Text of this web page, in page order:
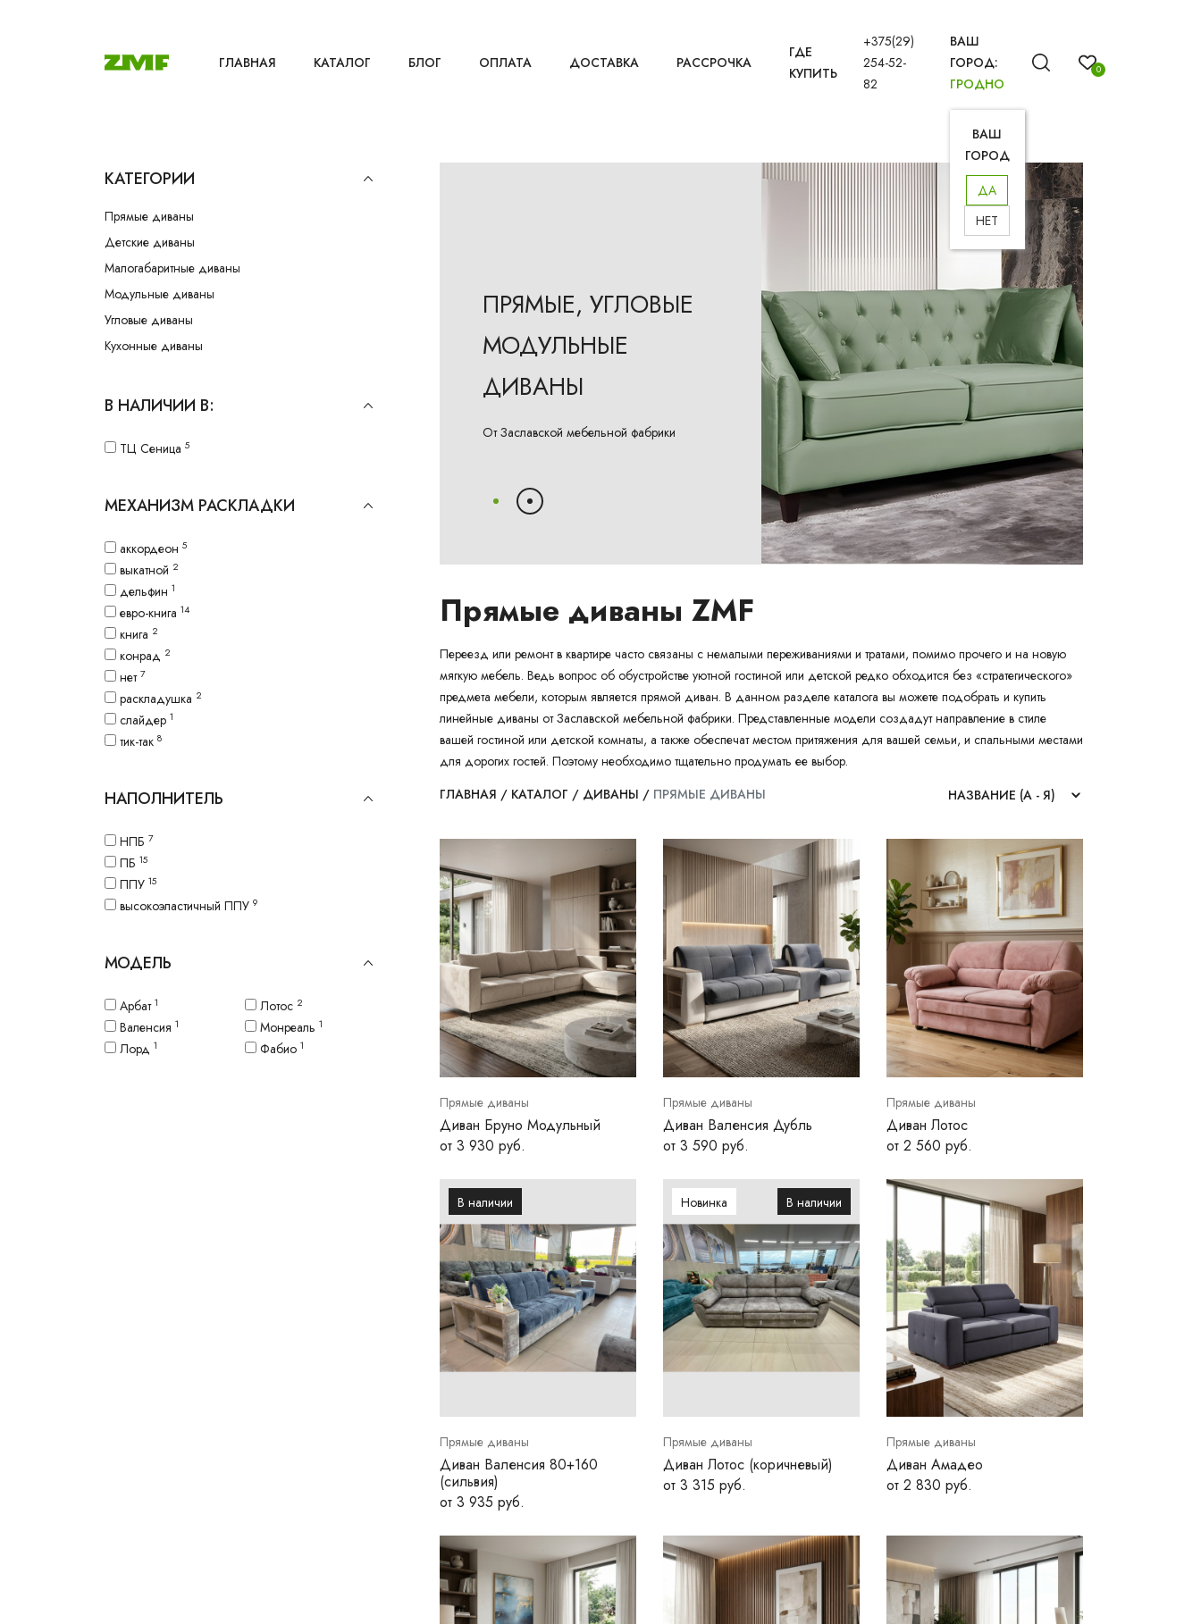
ГЛАВНАЯ КАТАЛОГ БЛОГ ОПЛАТА ДОСТАВКА РАССРОЧКА
ГДЕ
КУПИТЬ
+375(29)
254-52-
82
ВАШ
ГОРОД:
ГРОДНО
ВАШ
ГОРОД
ДА
НЕТ
0
КАТЕГОРИИ
Прямые диваны
Детские диваны
Малогабаритные диваны
Модульные диваны
Угловые диваны
Кухонные диваны
В НАЛИЧИИ В:
ТЦ Сеница 5
МЕХАНИЗМ РАСКЛАДКИ
аккордеон 5
выкатной 2
дельфин 1
евро-книга 14
книга 2
конрад 2
нет 7
раскладушка 2
слайдер 1
тик-так 8
НАПОЛНИТЕЛЬ
НПБ 7
ПБ 15
ППУ 15
высокоэластичный ППУ 9
МОДЕЛЬ
Арбат 1
Валенсия 1
Лорд 1
Лотос 2
Монреаль 1
Фабио 1
ПРЯМЫЕ, УГЛОВЫЕ
МОДУЛЬНЫЕ
ДИВАНЫ
От Заславской мебельной фабрики
Прямые диваны ZMF
Переезд или ремонт в квартире часто связаны с немалыми переживаниями и тратами, помимо прочего и на новую
мягкую мебель. Ведь вопрос об обустройстве уютной гостиной или детской редко обходится без «стратегического»
предмета мебели, которым является прямой диван. В данном разделе каталога вы можете подобрать и купить
линейные диваны от Заславской мебельной фабрики. Представленные модели создадут направление в стиле
вашей гостиной или детской комнаты, а также обеспечат местом притяжения для вашей семьи, и спальными местами
для дорогих гостей. Поэтому необходимо тщательно продумать ее выбор.
ГЛАВНАЯ / КАТАЛОГ / ДИВАНЫ / ПРЯМЫЕ ДИВАНЫ
Прямые диваны
Диван Бруно Модульный
от 3 930 руб.
Прямые диваны
Диван Валенсия Дубль
от 3 590 руб.
Прямые диваны
Диван Лотос
от 2 560 руб.
Прямые диваны
Диван Валенсия 80+160
(сильвия)
от 3 935 руб.
В наличии
Прямые диваны
Диван Лотос (коричневый)
от 3 315 руб.
Новинка В наличии
Прямые диваны
Диван Амадео
от 2 830 руб.